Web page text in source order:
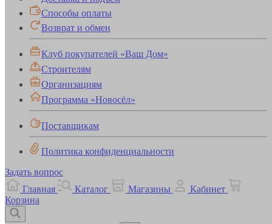
Способы оплаты
Возврат и обмен
Клуб покупателей «Ваш Дом»
Строителям
Организациям
Программа «Новосёл»
Поставщикам
Политика конфиденциальности
Задать вопрос
Главная
Каталог Магазины
Кабинет
Корзина